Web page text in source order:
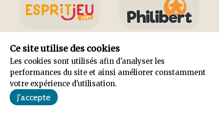
Ce site utilise des cookies
Les cookies sont utilisés afin d'analyser les
performances du site et ainsi améliorer constamment
votre expérience d'utilisation.
Les rubriques principales
Articles / dossiers